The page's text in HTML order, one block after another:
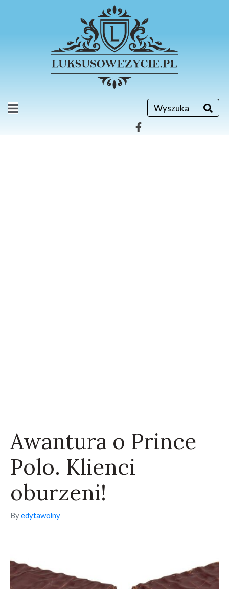
Awantura o Prince
Polo. Klienci
oburzeni!
Byedytawolny